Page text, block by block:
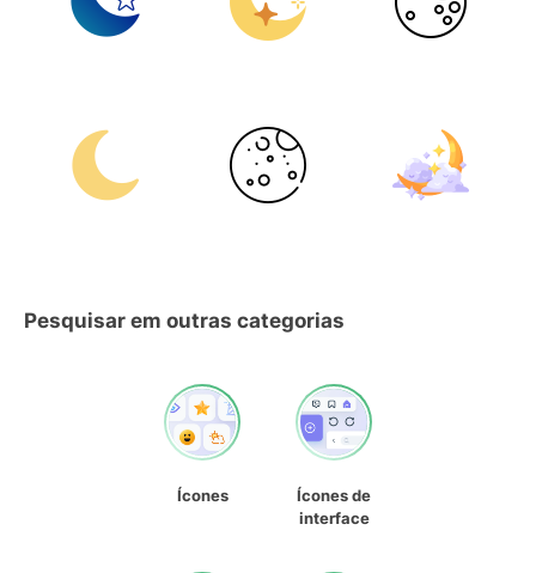
Pesquisar em outras categorias
Ícones
Ícones de
interface